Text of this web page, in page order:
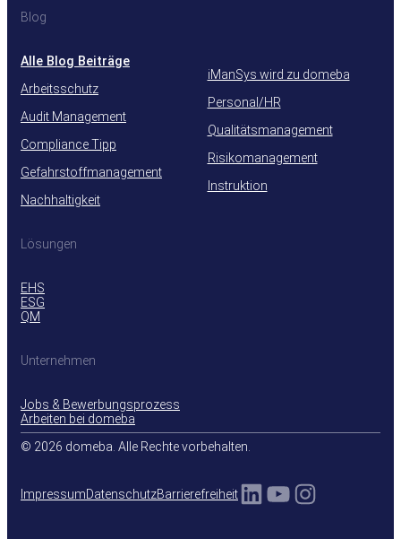
Blog
Alle Blog Beiträge
Arbeitsschutz
Audit Management
Compliance Tipp
Gefahrstoffmanagement
Nachhaltigkeit
iManSys wird zu domeba
Personal/HR
Qualitätsmanagement
Risikomanagement
Instruktion
Lösungen
EHS
ESG
QM
Unternehmen
Jobs & Bewerbungsprozess
Arbeiten bei domeba
© 2026 domeba. Alle Rechte vorbehalten.
ImpressumDatenschutzBarrierefreiheitLinkedIn
YouTube